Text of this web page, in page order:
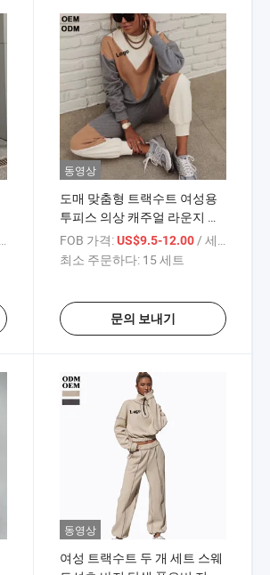
동영상
도매 맞춤형 트랙수트 여성용
투피스 의상 캐주얼 라운지 세
트 가을 의상 스웨트셔츠와 스
웨트팬츠 운동복
FOB 가격: US$9.5-12.00/ 세트
최소 주문하다: 15 세트
문의 보내기
동영상
여성 트랙수트 두 개 세트 스웨